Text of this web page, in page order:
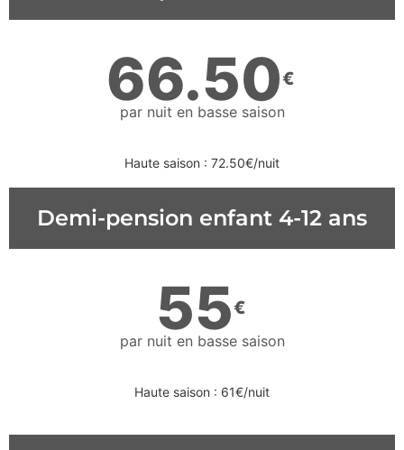
66.50€
par nuit en basse saison
Haute saison : 72.50€/nuit
Demi-pension enfant 4-12 ans
55€
par nuit en basse saison
Haute saison : 61€/nuit